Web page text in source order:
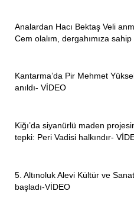
Analardan Hacı Bektaş Veli
Cem olalım, dergahımıza sahip
Kantarma’da Pir Mehmet
anıldı- VİDEO
Kiğı’da siyanürlü maden
tepki: Peri Vadisi halkındır-
5. Altınoluk Alevi Kültür ve
başladı-VİDEO